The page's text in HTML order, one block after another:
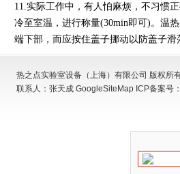
11.实际工作中，有人怕麻烦，不习惯
冷至室温，进行称量(30min即可)。温
端下部，而应按住盖子挪动以防盖子
热之点实验室设备（上海）有限公司 版权
联系人：张天成 GoogleSiteMap ICP备案号